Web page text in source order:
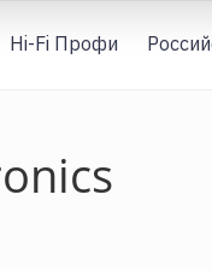
Hi-Fi Профи